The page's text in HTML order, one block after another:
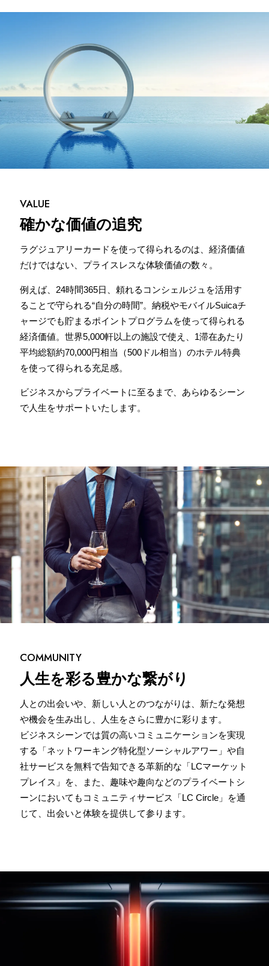
VALUE
確かな価値の追究
ラグジュアリーカードを使って得られるのは、経済価値
だけではない、プライスレスな体験価値の数々。
例えば、24時間365日、頼れるコンシェルジュを活用す
ることで守られる“自分の時間”。納税やモバイルSuicaチ
ャージでも貯まるポイントプログラムを使って得られる
経済価値。世界5,000軒以上の施設で使え、1滞在あたり
平均総額約70,000円相当（500ドル相当）のホテル特典
を使って得られる充足感。
ビジネスからプライベートに至るまで、あらゆるシーン
で人生をサポートいたします。
COMMUNITY
人生を彩る豊かな繋がり
人との出会いや、新しい人とのつながりは、新たな発想
や機会を生み出し、人生をさらに豊かに彩ります。
ビジネスシーンでは質の⾼いコミュニケーションを実現
する「ネットワーキング特化型ソーシャルアワー」や⾃
社サービスを無料で告知できる⾰新的な「LCマーケット
プレイス」を、また、趣味や趣向などのプライベートシ
ーンにおいてもコミュニティサービス「LC Circle」を通
じて、出会いと体験を提供して参ります。